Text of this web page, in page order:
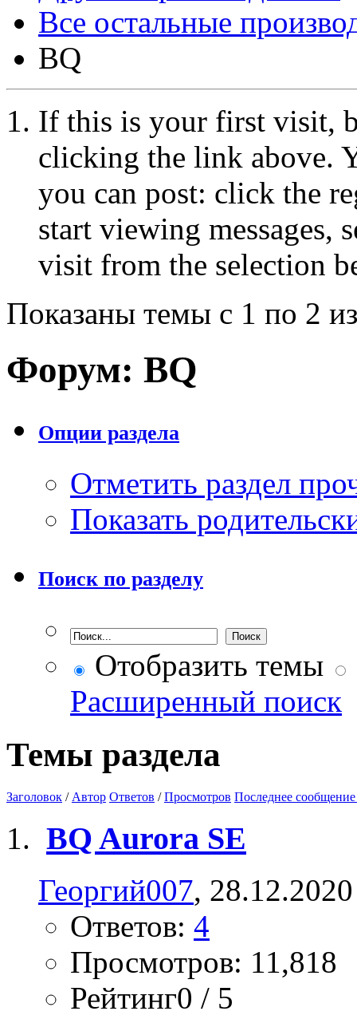
Все остальные
BQ
If this is your first visit,
clicking the link above.
you can post: click the
start viewing messages,
visit from the selection
Показаны темы с 1 по 2
Форум: BQ
Опции раздела
Отметить раздел
Показать
Поиск по разделу
Отобразить темы
Расширенный поиск
Темы раздела
Заголовок / Автор Ответов /Просмотров Последнее сообщение
BQ Aurora SE
Георгий007,
Ответов: 4
Просмотров: 11,818
Рейтинг0 / 5